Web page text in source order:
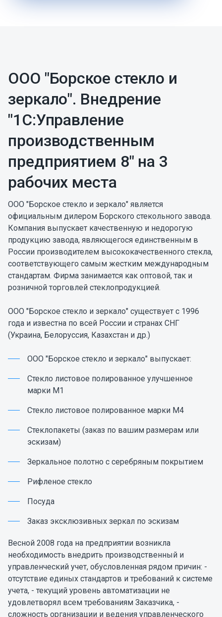
ООО "Борское стекло и
зеркало". Внедрение
"1С:Управление
производственным
предприятием 8" на 3
рабочих места
ООО "Борское стекло и зеркало" является
официальным дилером Борского стекольного завода.
Компания выпускает качественную и недорогую
продукцию завода, являющегося единственным в
России производителем высококачественного стекла,
соответствующего самым жестким международным
стандартам. Фирма занимается как оптовой, так и
розничной торговлей стеклопродукцией.
ООО "Борское стекло и зеркало" существует с 1996
года и известна по всей России и странах СНГ
(Украина, Белоруссия, Казахстан и др.)
ООО "Борское стекло и зеркало" выпускает:
Стекло листовое полированное улучшенное
марки М1
Стекло листовое полированное марки М4
Стеклопакеты (заказ по вашим размерам или
эскизам)
Зеркальное полотно с серебряным покрытием
Рифленое стекло
Посуда
Заказ эксклюзивных зеркал по эскизам
Весной 2008 года на предприятии возникла
необходимость внедрить производственный и
управленческий учет, обусловленная рядом причин: -
отсутствие единых стандартов и требований к системе
учета, - текущий уровень автоматизации не
удовлетворял всем требованиям Заказчика, -
сложность организации и ведения управленческого